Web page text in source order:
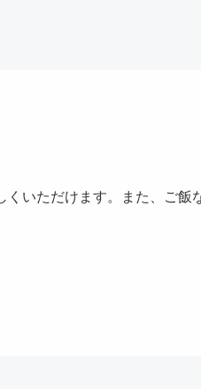
いただけます。また、ご飯